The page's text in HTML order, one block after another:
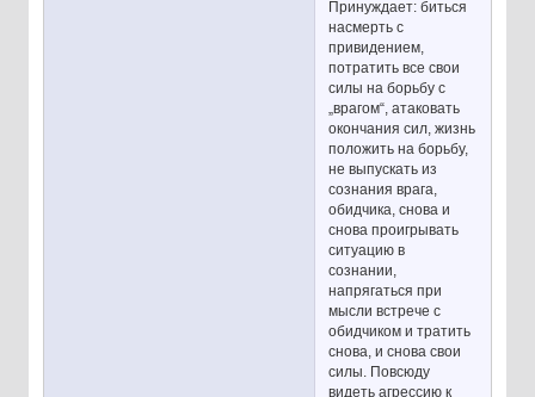
Принуждает: биться
насмерть с
привидением,
потратить все свои
силы на борьбу с
„врагом“, атаковать
окончания сил, жизнь
положить на борьбу,
не выпускать из
сознания врага,
обидчика, снова и
снова проигрывать
ситуацию в
сознании,
напрягаться при
мысли встрече с
обидчиком и тратить
снова, и снова свои
силы. Повсюду
видеть агрессию к